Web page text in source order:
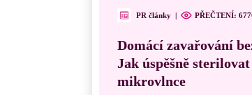
PR články | PŘEČTENÍ:
Domácí zavařování
Jak úspěšně
mikrovlnce